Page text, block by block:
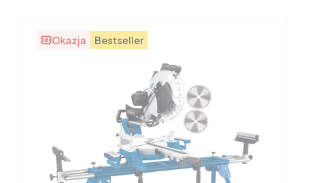
Okazja Bestseller